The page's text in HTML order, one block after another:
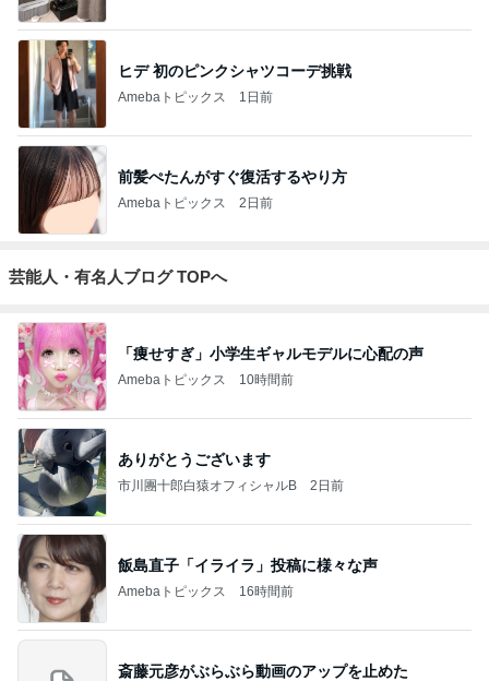
ヒデ 初のピンクシャツコーデ挑戦
Amebaトピックス 1日前
前髪ぺたんがすぐ復活するやり方
Amebaトピックス 2日前
芸能人・有名人ブログ TOPへ
「痩せすぎ」小学生ギャルモデルに心配の声
Amebaトピックス 10時間前
ありがとうございます
市川團十郎白猿オフィシャルB 2日前
飯島直子「イライラ」投稿に様々な声
Amebaトピックス 16時間前
斎藤元彦がぶらぶら動画のアップを止めた